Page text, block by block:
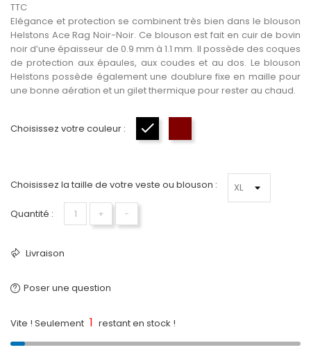
TTC
Elégance et protection se combinent très bien dans le blouson
Helstons Ace Rag Noir-Noir. Ce blouson est fait en cuir de bovin
noir d’une épaisseur de 0.9 mm à 1.1 mm. Il possède des coques
de protection aux épaules, aux coudes et au dos. Le blouson
Helstons possède également une doublure fixe en maille pour
une bonne aération et un gilet thermique pour rester au chaud.
Choisissez votre couleur :
Choisissez la taille de votre veste ou blouson :
Quantité : + −
Livraison
Poser une question
Vite ! Seulement 1 restant en stock !